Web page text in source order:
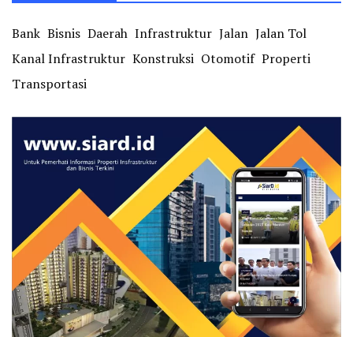
Bank Bisnis Daerah Infrastruktur Jalan Jalan Tol
Kanal Infrastruktur Konstruksi Otomotif Properti
Transportasi